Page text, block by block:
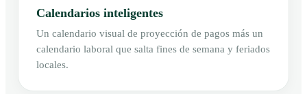
Calendarios inteligentes
Un calendario visual de proyección de pagos más un
calendario laboral que salta fines de semana y feriados
locales.